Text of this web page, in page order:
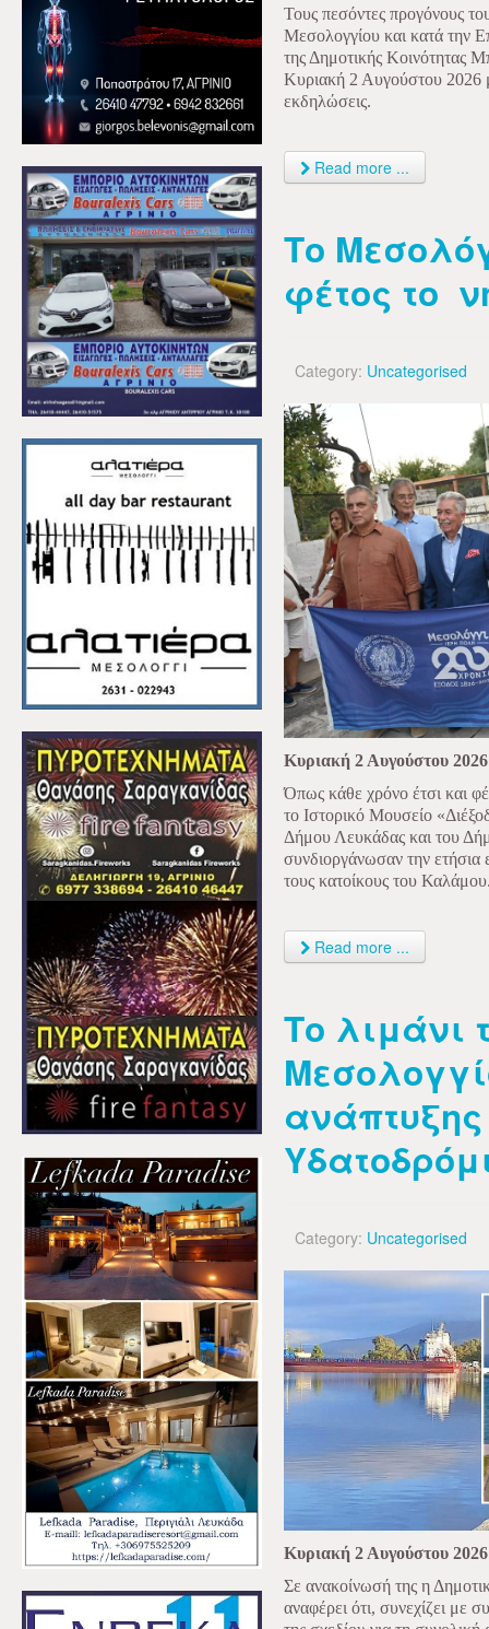
Τους πεσόντες προγόνους
Μεσολογγίου και κατά την
της Δημοτικής Κοινότητας
Κυριακή 2 Αυγούστου 2026
εκδηλώσεις.
Read more ...
Το
φέτος το
Category: Uncategorised
Κυριακή 2 Αυγούστου 2026
Όπως κάθε χρόνο έτσι και
το Ιστορικό Μουσείο
Δήμου Λευκάδας και του
συνδιοργάνωσαν την
τους κατοίκους του
Read more ...
Το λιμάνι
Category: Uncategorised
Κυριακή 2 Αυγούστου 2026
Σε ανακοίνωσή της η
αναφέρει ότι, συνεχίζει με